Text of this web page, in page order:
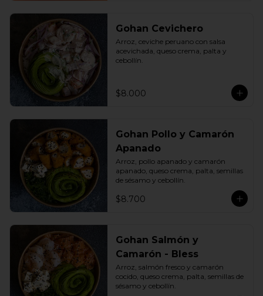
Gohan Cevichero
Arroz, ceviche peruano con salsa
acevichada, queso crema, palta y
cebollín.
$8.000
Gohan Pollo y Camarón
Apanado
Arroz, pollo apanado y camarón
apanado, queso crema, palta, semillas
de sésamo y cebollín.
$8.700
Gohan Salmón y
Camarón - Bless
Arroz, salmón fresco y camarón
cocido, queso crema, palta, semillas de
sésamo y cebollín.